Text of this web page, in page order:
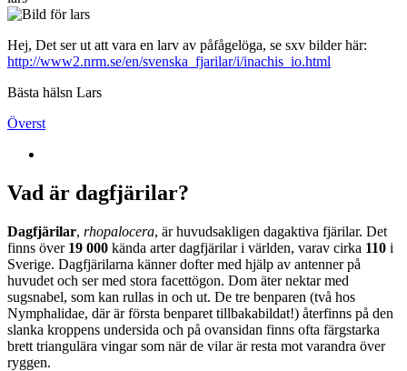
Hej, Det ser ut att vara en larv av påfågelöga, se sxv bilder här:
http://www2.nrm.se/en/svenska_fjarilar/i/inachis_io.html
Bästa hälsn Lars
Överst
Vad är dagfjärilar?
Dagfjärilar, rhopalocera, är huvudsakligen dagaktiva fjärilar. Det
finns över 19 000 kända arter dagfjärilar i världen, varav cirka 110 i
Sverige. Dagfjärilarna känner dofter med hjälp av antenner på
huvudet och ser med stora facettögon. Dom äter nektar med
sugsnabel, som kan rullas in och ut. De tre benparen (två hos
Nymphalidae, där är första benparet tillbakabildat!) återfinns på den
slanka kroppens undersida och på ovansidan finns ofta färgstarka
brett triangulära vingar som när de vilar är resta mot varandra över
ryggen.